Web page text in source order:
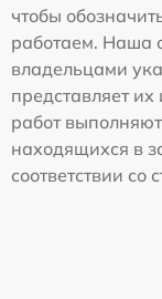
чтобы
работаем. Наша
владельцами
представляет
работ
находящихся в
соответствии со